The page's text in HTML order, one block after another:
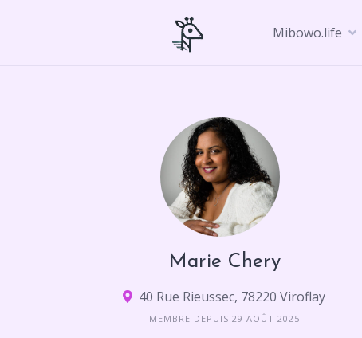
Mibowo.life
Marie Chery
40 Rue Rieussec, 78220 Viroflay
MEMBRE DEPUIS 29 AOÛT 2025